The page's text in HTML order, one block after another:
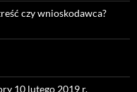
czy wnioskodawca?
10 lutego 2019 r.